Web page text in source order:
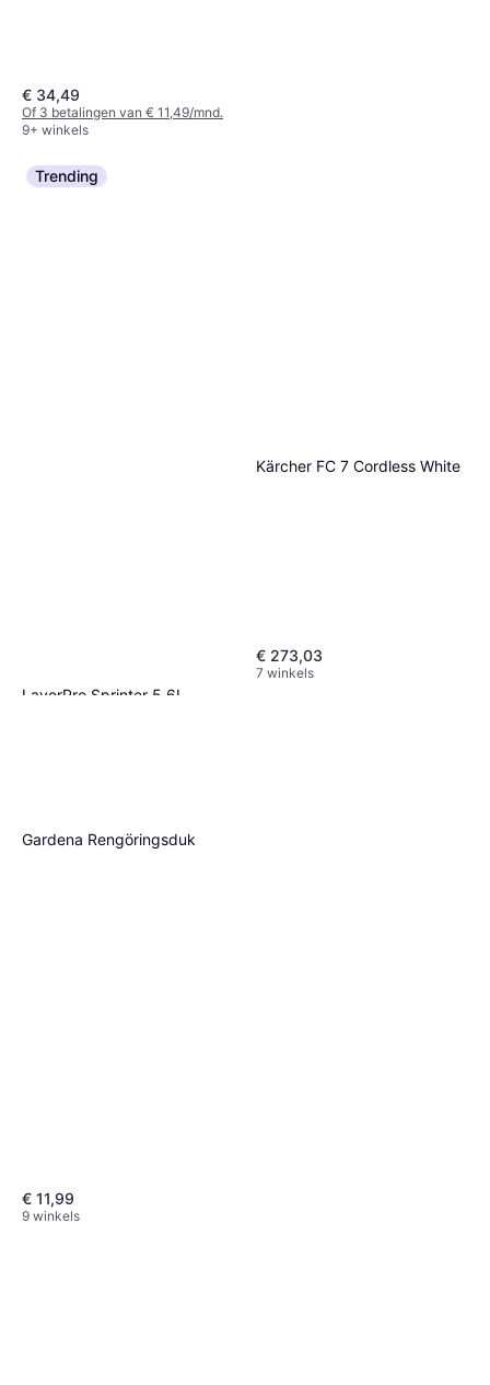
€ 34,49
Of 3 betalingen van € 11,49/mnd.
9+ winkels
Trending
LavorPro Sprinter 5.6L
Kärcher FC 7 Cordless White
€ 273,03
7 winkels
Gardena Rengöringsduk
€ 11,99
9 winkels